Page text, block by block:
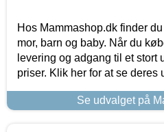
Hos Mammashop.dk finder
mor, barn og baby. Når du
levering og adgang til et stort
priser. Klik her for at se deres
Se udvalget på